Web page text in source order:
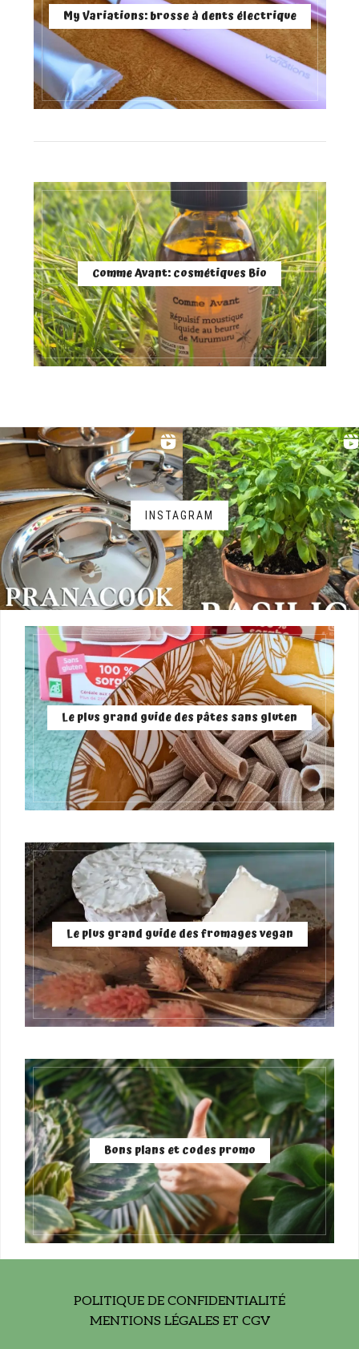
My Variations: brosse à dents électrique
Comme Avant: cosmétiques Bio
INSTAGRAM
Le plus grand guide des pâtes sans gluten
Le plus grand guide des fromages vegan
Bons plans et codes promo
POLITIQUE DE CONFIDENTIALITÉ
MENTIONS LÉGALES ET CGV